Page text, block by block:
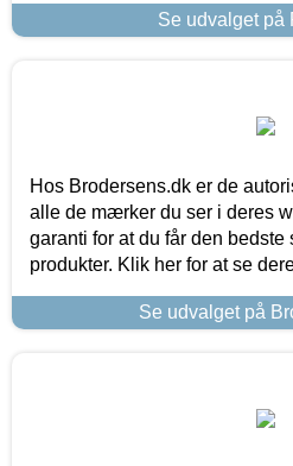
Se udvalget på
Hos Brodersens.dk er de
alle de mærker du ser i deres
garanti for at du får den
produkter. Klik her for at se
Se udvalget på